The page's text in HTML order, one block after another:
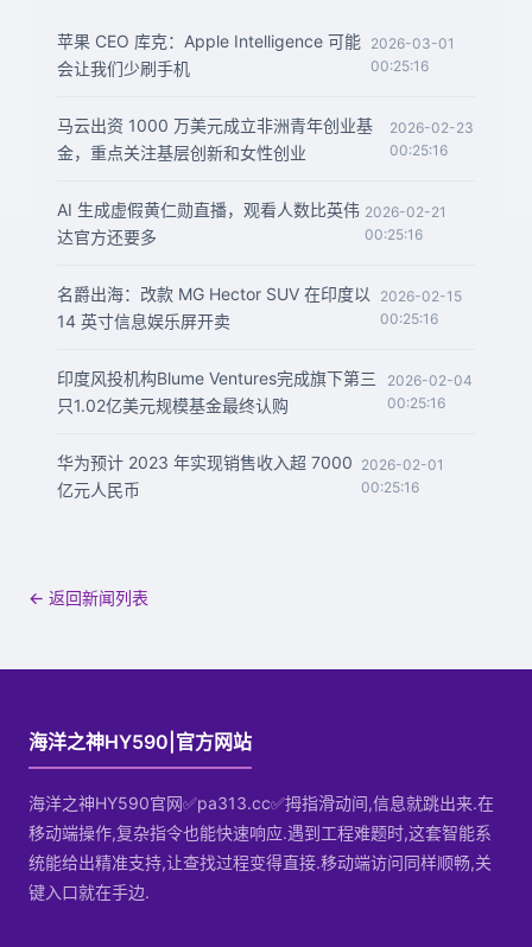
苹果 CEO 库克：Apple Intelligence 可能
会让我们少刷手机
2026-03-01
00:25:16
马云出资 1000 万美元成立非洲青年创业基
金，重点关注基层创新和女性创业
2026-02-23
00:25:16
AI 生成虚假黄仁勋直播，观看人数比英伟
达官方还要多
2026-02-21
00:25:16
名爵出海：改款 MG Hector SUV 在印度以
14 英寸信息娱乐屏开卖
2026-02-15
00:25:16
印度风投机构Blume Ventures完成旗下第三
只1.02亿美元规模基金最终认购
2026-02-04
00:25:16
华为预计 2023 年实现销售收入超 7000
亿元人民币
2026-02-01
00:25:16
← 返回新闻列表
海洋之神HY590|官方网站
海洋之神HY590官网✅pa313.cc✅拇指滑动间,信息就跳出来.在
移动端操作,复杂指令也能快速响应.遇到工程难题时,这套智能系
统能给出精准支持,让查找过程变得直接.移动端访问同样顺畅,关
键入口就在手边.